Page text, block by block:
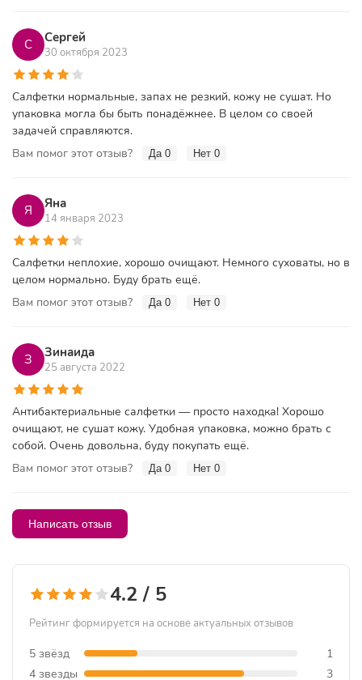
С Сергей
30 октября 2023
Салфетки нормальные, запах не резкий, кожу не сушат. Но
упаковка могла бы быть понадёжнее. В целом со своей
задачей справляются.
Вам помог этот отзыв?
Да 0 Нет 0
Я Яна
14 января 2023
Салфетки неплохие, хорошо очищают. Немного суховаты, но в
целом нормально. Буду брать ещё.
Вам помог этот отзыв?
Да 0 Нет 0
З Зинаида
25 августа 2022
Антибактериальные салфетки — просто находка! Хорошо
очищают, не сушат кожу. Удобная упаковка, можно брать с
собой. Очень довольна, буду покупать ещё.
Вам помог этот отзыв?
Да 0 Нет 0
Написать отзыв
4.2 / 5
Рейтинг формируется на основе актуальных отзывов
5 звёзд
1
4 звезды
3